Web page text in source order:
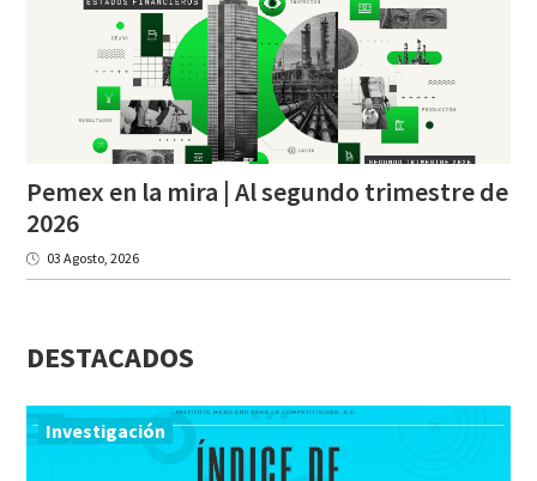
Pemex en la mira | Al segundo trimestre de
2026
03 Agosto, 2026
DESTACADOS
Investigación